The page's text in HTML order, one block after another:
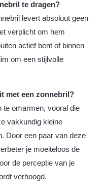
te dragen?
levert absoluut geen
verplicht om hem
actief bent of binnen
om een stijlvolle
met een zonnebril?
te omarmen, vooral die
vakkundig kleine
Door een paar van deze
je moeiteloos de
de perceptie van je
verhoogd.